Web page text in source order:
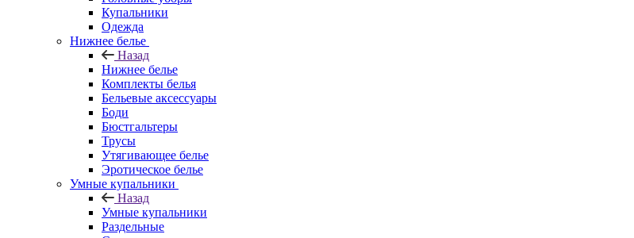
Купальники
Одежда
Нижнее белье
Назад
Нижнее белье
Комплекты белья
Бельевые аксессуары
Боди
Бюстгальтеры
Трусы
Утягивающее белье
Эротическое белье
Умные купальники
Назад
Умные купальники
Раздельные